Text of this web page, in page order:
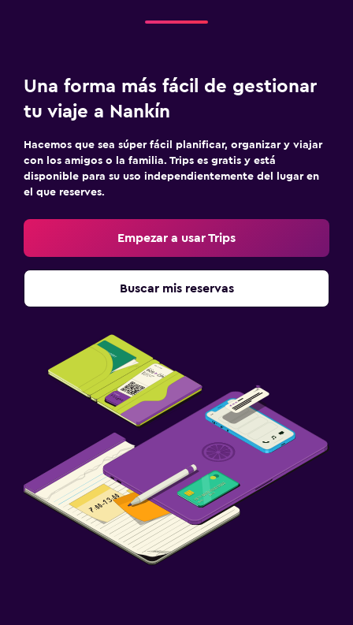
Una forma más fácil de gestionar
tu viaje a Nankín
Hacemos que sea súper fácil planificar, organizar y viajar
con los amigos o la familia. Trips es gratis y está
disponible para su uso independientemente del lugar en
el que reserves.
Empezar a usar Trips
Buscar mis reservas